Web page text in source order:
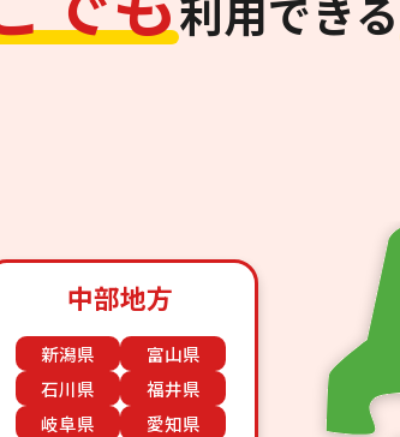
利用できる
中部地方
新潟県
富山県
石川県
福井県
岐阜県
愛知県